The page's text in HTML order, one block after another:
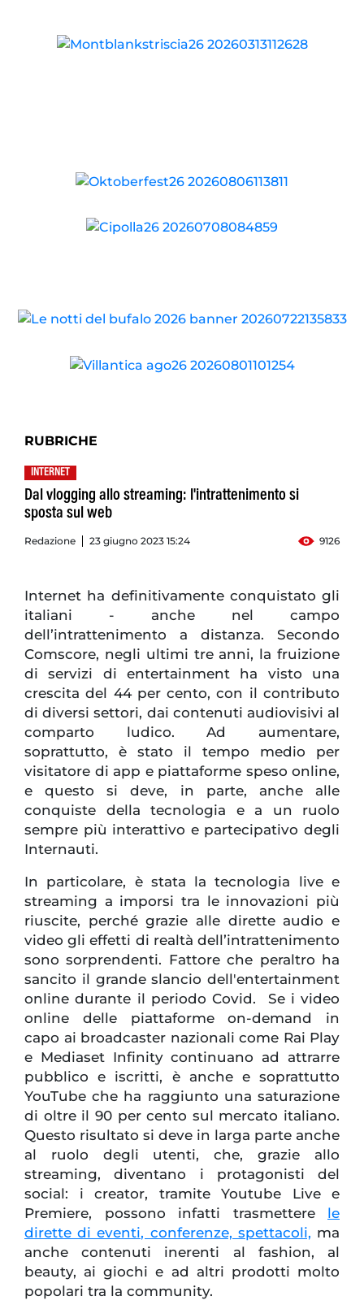
RUBRICHE
INTERNET
Dal vlogging allo streaming: l'intrattenimento si
sposta sul web
Redazione 23 giugno 2023 15:24 9126
Internet ha definitivamente conquistato gli
italiani - anche nel campo
dell’intrattenimento a distanza. Secondo
Comscore, negli ultimi tre anni, la fruizione
di servizi di entertainment ha visto una
crescita del 44 per cento, con il contributo
di diversi settori, dai contenuti audiovisivi al
comparto ludico. Ad aumentare,
soprattutto, è stato il tempo medio per
visitatore di app e piattaforme speso online,
e questo si deve, in parte, anche alle
conquiste della tecnologia e a un ruolo
sempre più interattivo e partecipativo degli
Internauti.
In particolare, è stata la tecnologia live e
streaming a imporsi tra le innovazioni più
riuscite, perché grazie alle dirette audio e
video gli effetti di realtà dell’intrattenimento
sono sorprendenti. Fattore che peraltro ha
sancito il grande slancio dell'entertainment
online durante il periodo Covid. Se i video
online delle piattaforme on-demand in
capo ai broadcaster nazionali come Rai Play
e Mediaset Infinity continuano ad attrarre
pubblico e iscritti, è anche e soprattutto
YouTube che ha raggiunto una saturazione
di oltre il 90 per cento sul mercato italiano.
Questo risultato si deve in larga parte anche
al ruolo degli utenti, che, grazie allo
streaming, diventano i protagonisti del
social: i creator, tramite Youtube Live e
Premiere, possono infatti trasmettere le
dirette di eventi, conferenze, spettacoli, ma
anche contenuti inerenti al fashion, al
beauty, ai giochi e ad altri prodotti molto
popolari tra la community.